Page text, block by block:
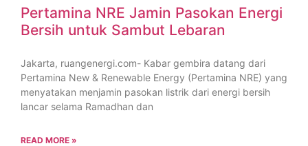
Pertamina NRE Jamin Pasokan Energi
Bersih untuk Sambut Lebaran
Jakarta, ruangenergi.com- Kabar gembira datang dari
Pertamina New & Renewable Energy (Pertamina NRE) yang
menyatakan menjamin pasokan listrik dari energi bersih
lancar selama Ramadhan dan
READ MORE »